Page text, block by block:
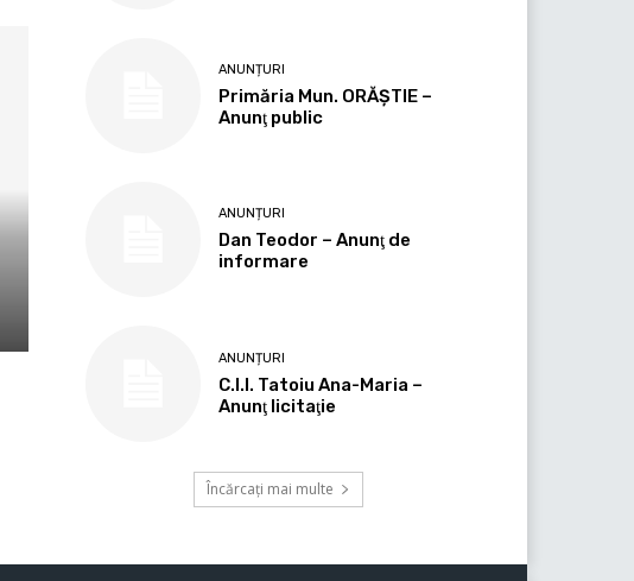
ANUNȚURI
Primăria Mun. ORĂȘTIE –
Anunţ public
ANUNȚURI
Dan Teodor – Anunţ de
informare
ANUNȚURI
C.I.I. Tatoiu Ana-Maria –
Anunţ licitaţie
Încărcați mai multe